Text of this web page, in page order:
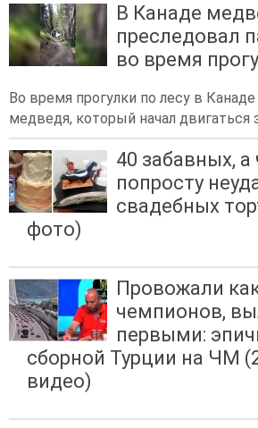
В Канаде
преследовал
во время
Во время прогулки по лесу в
медведя, который начал двигаться
40 забавных,
попросту
свадебных
фото)
Провожали
чемпионов,
первыми:
сборной Турции на ЧМ
видео)